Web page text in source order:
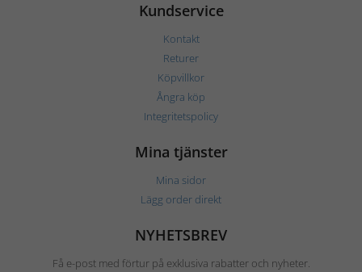
Kundservice
Kontakt
Returer
Köpvillkor
Ångra köp
Integritetspolicy
Mina tjänster
Mina sidor
Lägg order direkt
NYHETSBREV
Få e-post med förtur på exklusiva rabatter och nyheter.